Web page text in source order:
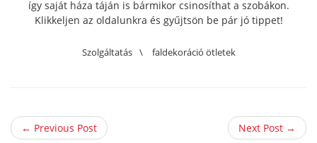
így saját háza táján is bármikor csinosíthat a szobákon.
Klikkeljen az oldalunkra és gyűjtsön be pár jó tippet!
Szolgáltatás \ faldekoráció ötletek
← Previous Post Next Post →